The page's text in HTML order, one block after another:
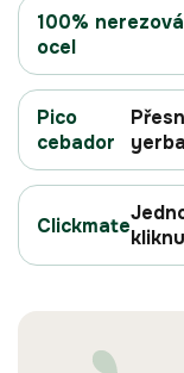
100% nerezová
ocel
Pico
cebador
Clickmate